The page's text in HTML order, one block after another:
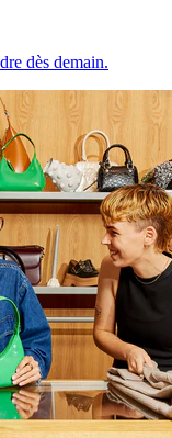
dès demain.